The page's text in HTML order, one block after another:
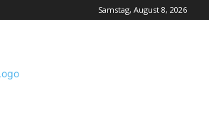
Samstag, August 8, 2026